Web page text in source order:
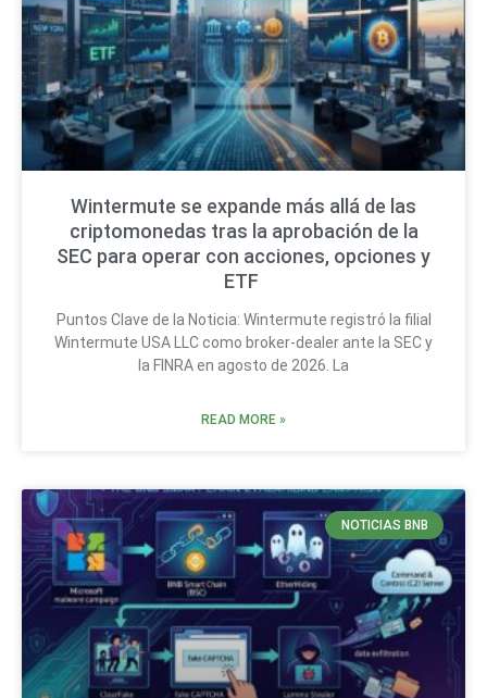
Wintermute se expande más allá de las
criptomonedas tras la aprobación de la
SEC para operar con acciones, opciones y
ETF
Puntos Clave de la Noticia: Wintermute registró la filial
Wintermute USA LLC como broker-dealer ante la SEC y
la FINRA en agosto de 2026. La
READ MORE »
NOTICIAS BNB